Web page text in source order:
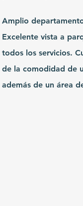
Amplio
Excelente vista a
todos los servicios.
de la comodidad de
además de un área